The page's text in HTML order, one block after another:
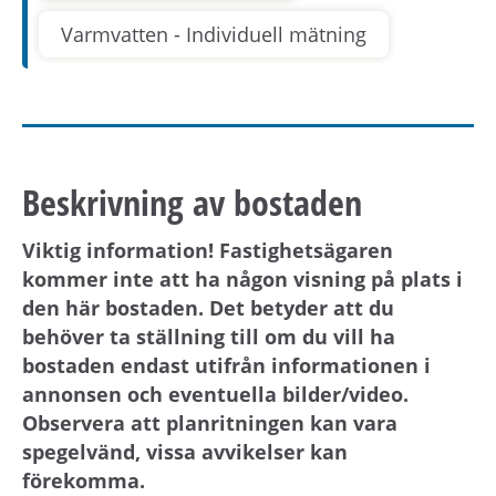
Varmvatten - Individuell mätning
Beskrivning av bostaden
Viktig information! Fastighetsägaren
kommer inte att ha någon visning på plats i
den här bostaden. Det betyder att du
behöver ta ställning till om du vill ha
bostaden endast utifrån informationen i
annonsen och eventuella bilder/video.
Observera att planritningen kan vara
spegelvänd, vissa avvikelser kan
förekomma.